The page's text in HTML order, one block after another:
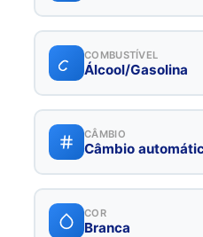
COMBUSTÍVEL
Álcool/Gasolina
CÂMBIO
Câmbio
COR
Branca